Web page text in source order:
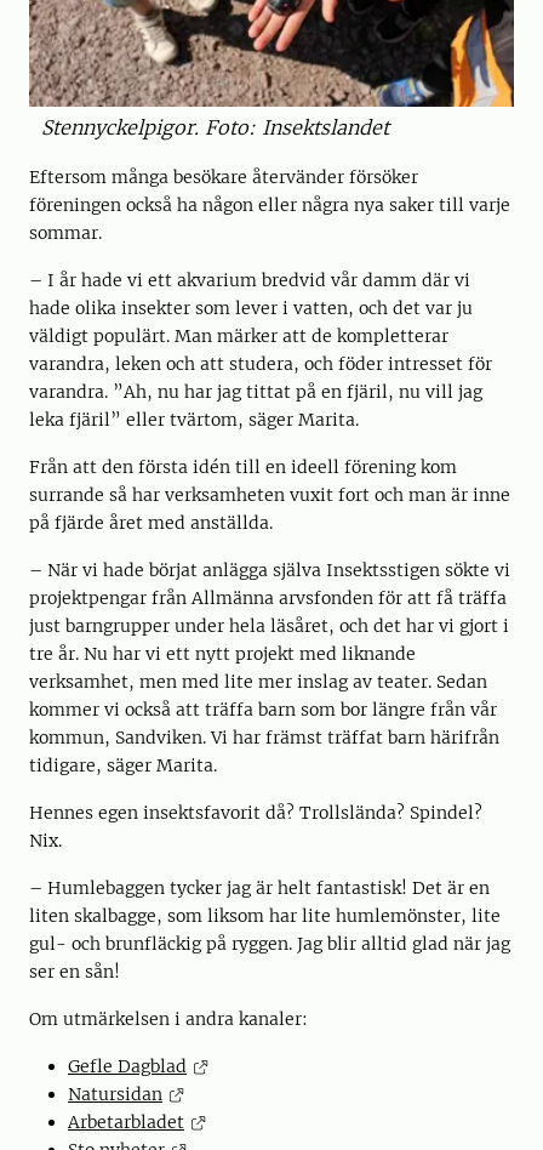
Stennyckelpigor. Foto: Insektslandet
Eftersom många besökare återvänder försöker
föreningen också ha någon eller några nya saker till varje
sommar.
– I år hade vi ett akvarium bredvid vår damm där vi
hade olika insekter som lever i vatten, och det var ju
väldigt populärt. Man märker att de kompletterar
varandra, leken och att studera, och föder intresset för
varandra. ”Ah, nu har jag tittat på en fjäril, nu vill jag
leka fjäril” eller tvärtom, säger Marita.
Från att den första idén till en ideell förening kom
surrande så har verksamheten vuxit fort och man är inne
på fjärde året med anställda.
– När vi hade börjat anlägga själva Insektsstigen sökte vi
projektpengar från Allmänna arvsfonden för att få träffa
just barngrupper under hela läsåret, och det har vi gjort i
tre år. Nu har vi ett nytt projekt med liknande
verksamhet, men med lite mer inslag av teater. Sedan
kommer vi också att träffa barn som bor längre från vår
kommun, Sandviken. Vi har främst träffat barn härifrån
tidigare, säger Marita.
Hennes egen insektsfavorit då? Trollslända? Spindel?
Nix.
– Humlebaggen tycker jag är helt fantastisk! Det är en
liten skalbagge, som liksom har lite humlemönster, lite
gul- och brunfläckig på ryggen. Jag blir alltid glad när jag
ser en sån!
Om utmärkelsen i andra kanaler:
Gefle Dagblad
Natursidan
Arbetarbladet